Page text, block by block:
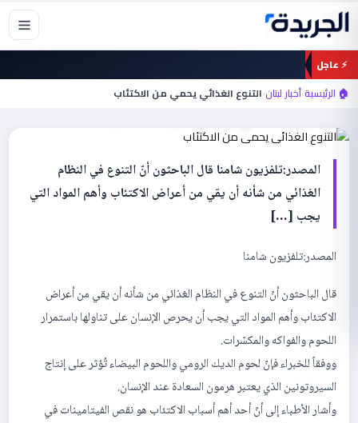
تخطي
المحتوى
⚡ عاجل
🏠 الرئيسية›أخبار لبنان›التنوع الغذائي يحمي من الاكتئاب أخبار لبنان
المصدر:تلفزيون شامنا قال الباحثون أنّ التنوع في النظام
الغذائي من شأنه أن يقي من أعراض الاكتئاب وأهم المواد التي
يجب […]
المصدر:تلفزيون شامنا
قال الباحثون أنّ التنوع في النظام الغذائي من شأنه أن يقي من أعراض
الاكتئاب وأهم المواد التي يجب أن يحرص الإنسان على تناولها باستمرار
اللحوم والفواكه والمكسّرات.
ووفقاً للخبراء فإنّ لحوم الديك الرومي واللحوم البيضاء تُؤثر على إنتاج
السيروتونين الذي يعتبر هرمون السعادة عند الإنسان.
وأشار الأطباء إلى أنّ أحد أهم أسباب الاكتئاب هو نقص الفيتامينات في